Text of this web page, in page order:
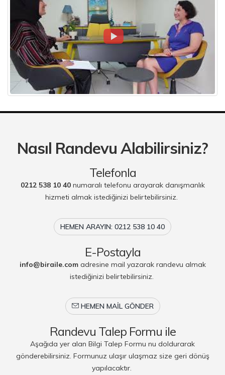
Nasıl Randevu Alabilirsiniz?
Telefonla
0212 538 10 40numaralı telefonu arayarak danışmanlık
hizmeti almak istediğinizi belirtebilirsiniz.
HEMEN ARAYIN: 0212 538 10 40
E-Postayla
info@biraile.comadresine mail yazarak randevu almak
istediğinizi belirtebilirsiniz.
HEMEN MAIL GÖNDER
Randevu Talep Formu ile
Aşağıda yer alan Bilgi Talep Formu nu doldurarak
gönderebilirsiniz. Formunuz ulaşır ulaşmaz size geri dönüş
yapılacaktır.